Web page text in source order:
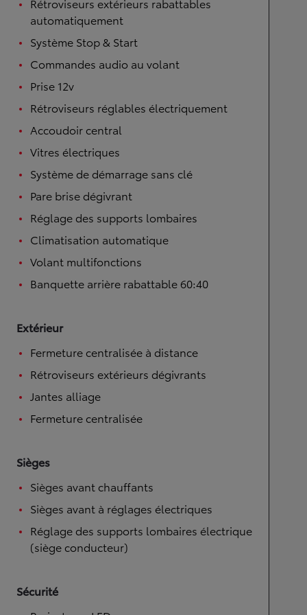
automatiquement
Système Stop & Start
Commandes audio au volant
Prise 12v
Rétroviseurs réglables électriquement
Accoudoir central
Vitres électriques
Système de démarrage sans clé
Pare brise dégivrant
Réglage des supports lombaires
Climatisation automatique
Volant multifonctions
Banquette arrière rabattable 60:40
Extérieur
Fermeture centralisée à distance
Rétroviseurs extérieurs dégivrants
Jantes alliage
Fermeture centralisée
Sièges
Sièges avant chauffants
Sièges avant à réglages électriques
Réglage des supports lombaires électrique
(siège conducteur)
Sécurité